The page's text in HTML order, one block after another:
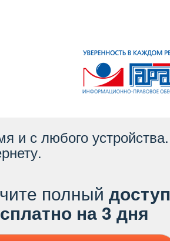
и с любого устройства.
полный доступ
на 3 дня